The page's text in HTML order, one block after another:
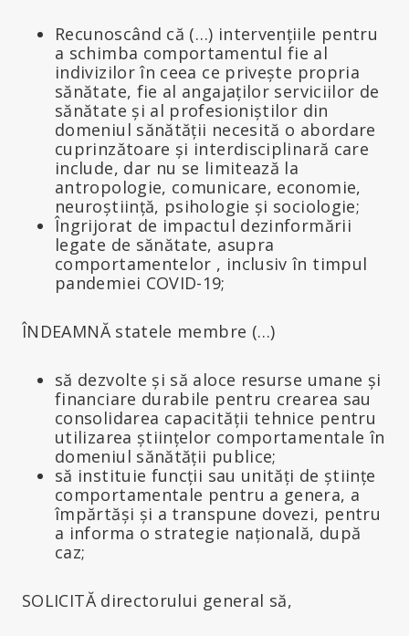
Recunoscând că (…) intervențiile pentru
a schimba comportamentul fie al
indivizilor în ceea ce privește propria
sănătate, fie al angajaților serviciilor de
sănătate și al profesioniștilor din
domeniul sănătății necesită o abordare
cuprinzătoare și interdisciplinară care
include, dar nu se limitează la
antropologie, comunicare, economie,
neuroștiință, psihologie și sociologie;
Îngrijorat de impactul dezinformării
legate de sănătate, asupra
comportamentelor , inclusiv în timpul
pandemiei COVID-19;
ÎNDEAMNĂ statele membre (…)
să dezvolte și să aloce resurse umane și
financiare durabile pentru crearea sau
consolidarea capacității tehnice pentru
utilizarea științelor comportamentale în
domeniul sănătății publice;
să instituie funcții sau unități de științe
comportamentale pentru a genera, a
împărtăși și a transpune dovezi, pentru
a informa o strategie națională, după
caz;
SOLICITĂ directorului general să,